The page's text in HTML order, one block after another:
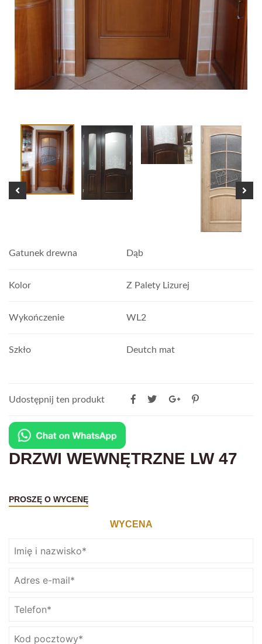
Gatunek drewna Dąb
Kolor Z Palety Lizurej
Wykończenie WL2
Szkło Deutch mat
Udostępnij ten produkt
DRZWI WEWNĘTRZNE LW 47
PROSZĘ O WYCENĘ
WYCENA